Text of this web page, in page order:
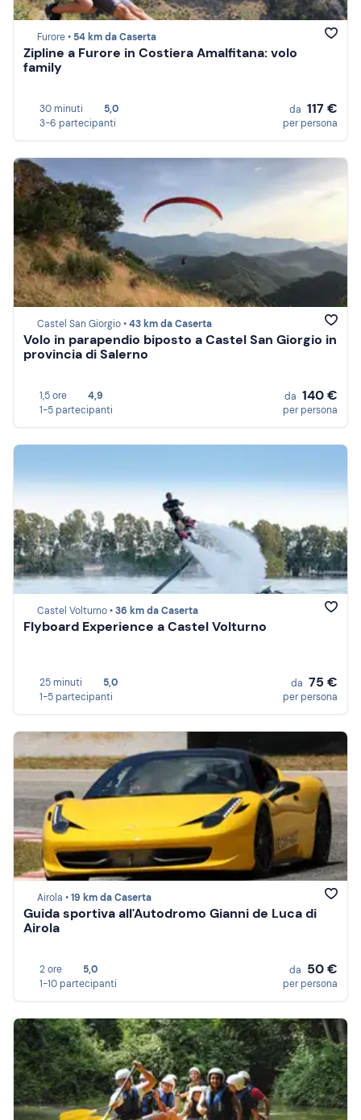
Furore • 54 km da Caserta
Zipline a Furore in Costiera Amalfitana: volo
family
30 minuti
5,0
3-6 partecipanti
da 117 €
per persona
Castel San Giorgio •43 km da Caserta
Volo in parapendio biposto a Castel San Giorgio in
provincia di Salerno
1,5 ore
4,9
1-5 partecipanti
da 140 €
per persona
Castel Volturno •36 km da Caserta
Flyboard Experience a Castel Volturno
25 minuti
5,0
1-5 partecipanti
da 75 €
per persona
Airola •19 km da Caserta
Guida sportiva all'Autodromo Gianni de Luca di
Airola
2 ore
5,0
1-10 partecipanti
da 50 €
per persona